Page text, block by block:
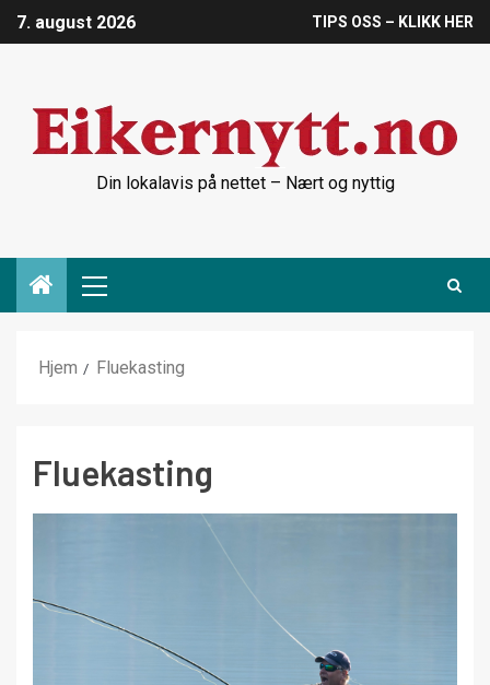
7. august 2026 TIPS OSS – KLIKK HER
Din lokalavis på nettet – Nært og nyttig
Hjem Fluekasting
Fluekasting